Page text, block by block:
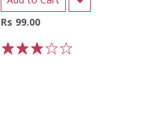
Rs 99.00